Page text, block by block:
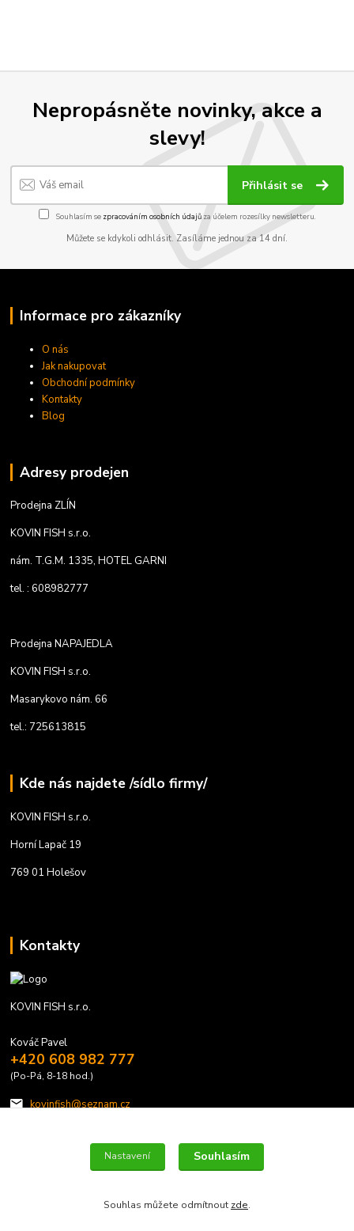
Nepropásněte novinky, akce a
slevy!
Přihlásit se
Souhlasím se zpracováním osobních údajůza účelem rozesílky newsletteru.
Můžete se kdykoli odhlásit. Zasíláme jednou za 14 dní.
Informace pro zákazníky
O nás
Jak nakupovat
Obchodní podmínky
Kontakty
Blog
Adresy prodejen
Prodejna ZLÍN
KOVIN FISH s.r.o.
nám. T.G.M. 1335, HOTEL GARNI
tel. : 608982777
Prodejna NAPAJEDLA
KOVIN FISH s.r.o.
Masarykovo nám. 66
tel.: 725613815
Kde nás najdete /sídlo firmy/
KOVIN FISH s.r.o.
Horní Lapač 19
769 01 Holešov
Kontakty
KOVIN FISH s.r.o.
Kováč Pavel
+420 608 982 777
(Po-Pá, 8-18 hod.)
kovinfish@seznam.cz
Nastavení Souhlasím
Souhlas můžete odmítnout zde.